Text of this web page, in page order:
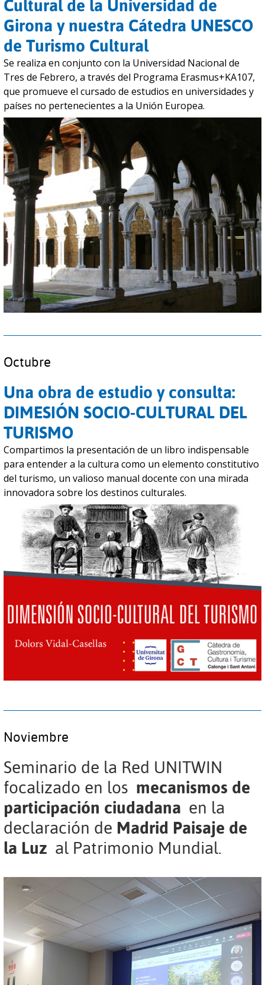
Cultural de la Universidad de
Girona y nuestra Cátedra UNESCO
de Turismo Cultural
Se realiza en conjunto con la Universidad Nacional de
Tres de Febrero, a través del Programa Erasmus+KA107,
que promueve el cursado de estudios en universidades y
países no pertenecientes a la Unión Europea.
Octubre
Una obra de estudio y consulta:
DIMESIÓN SOCIO-CULTURAL DEL
TURISMO
Compartimos la presentación de un libro indispensable
para entender a la cultura como un elemento constitutivo
del turismo, un valioso manual docente con una mirada
innovadora sobre los destinos culturales.
Noviembre
Seminario de la Red UNITWIN
focalizado en los mecanismos de
participación ciudadana en la
declaración de Madrid Paisaje de
la Luz al Patrimonio Mundial.